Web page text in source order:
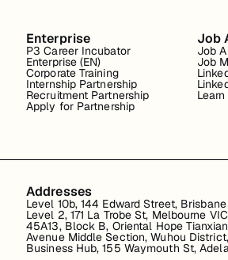
Enterprise
P3 Career Incubator
Enterprise (EN)
Corporate Training
Internship Partnership
Recruitment Partnership
Apply for Partnership
Job
Job
Job
Addresses
Level 10b, 144 Edward Street,
Level 2, 171 La Trobe St, Melbourne
45A13, Block B, Oriental Hope
Avenue Middle Section, Wuhou
Business Hub, 155 Waymouth St,